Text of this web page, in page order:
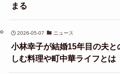
まる
2026-05-07 ニュース
小林幸子が結婚15年目の夫
しむ料理や町中華ライフとは